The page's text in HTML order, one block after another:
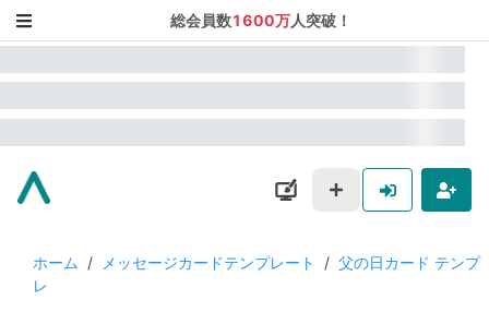
総会員数1600万人突破！
ホーム / メッセージカードテンプレート / 父の日カード テンプ
レ